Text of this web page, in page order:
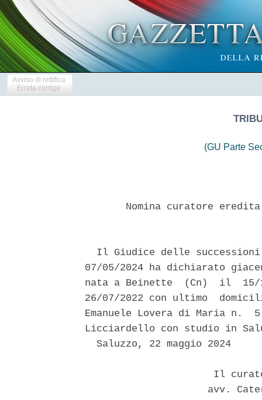
Avviso di rettifica
Errata corrige
(GU Parte
Nomina curatore
Il Giudice delle
07/05/2024 ha dichiarato
nata a Beinette  (Cn)  il
26/07/2022 con ultimo
Emanuele Lovera di Maria n.
Licciardello con studio in
  Saluzzo, 22 maggio 2024
Il
avv.